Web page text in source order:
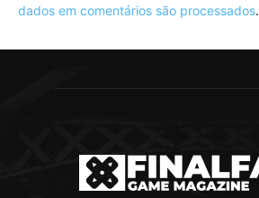
dados em comentários são processados.